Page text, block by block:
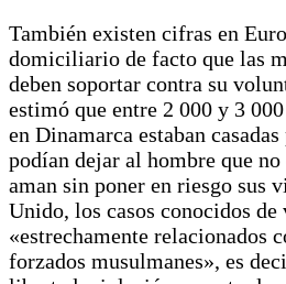
También existen cifras en
domiciliario de facto que las
deben soportar contra su
estimó que entre 2 000 y 3
en Dinamarca estaban
podían dejar al hombre que
aman sin poner en riesgo sus
Unido, los casos conocidos
«estrechamente relacionados
forzados musulmanes», es